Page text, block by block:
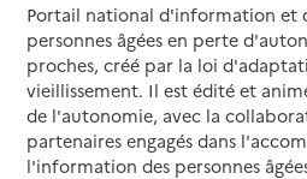
Portail national d'information et
personnes âgées en perte
proches, créé par la loi
vieillissement. Il est édité et
de l'autonomie, avec la
partenaires engagés dans
l'information des personnes